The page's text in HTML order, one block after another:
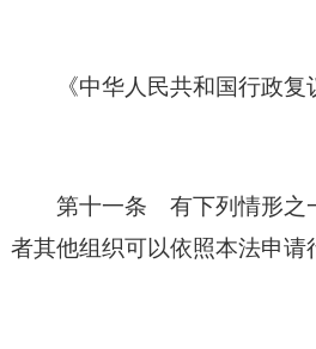
《中华人民共和国行政复
第十一条 有下列情形之
者其他组织可以依照本法申请